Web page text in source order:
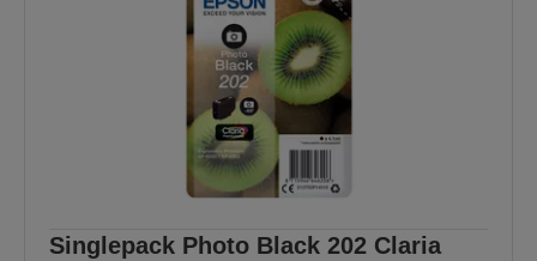
Singlepack Photo Black 202 Claria